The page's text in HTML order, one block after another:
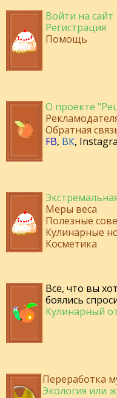
Войти на сайт
Регистрация
Помощь
О проекте
Обратная
FB, ВК,
Меры веса
Полезные
Кулинарные
Косметика
Все, что вы
боялись
Кулинарный
Переработка
Экология или